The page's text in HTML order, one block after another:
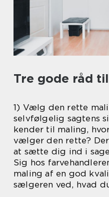
Tre gode råd
1) Vælg den rette
selvfølgelig sagtens
kender til maling,
vælger den rette?
at sætte dig ind i
Sig hos
maling af en god
sælgeren ved, hvad